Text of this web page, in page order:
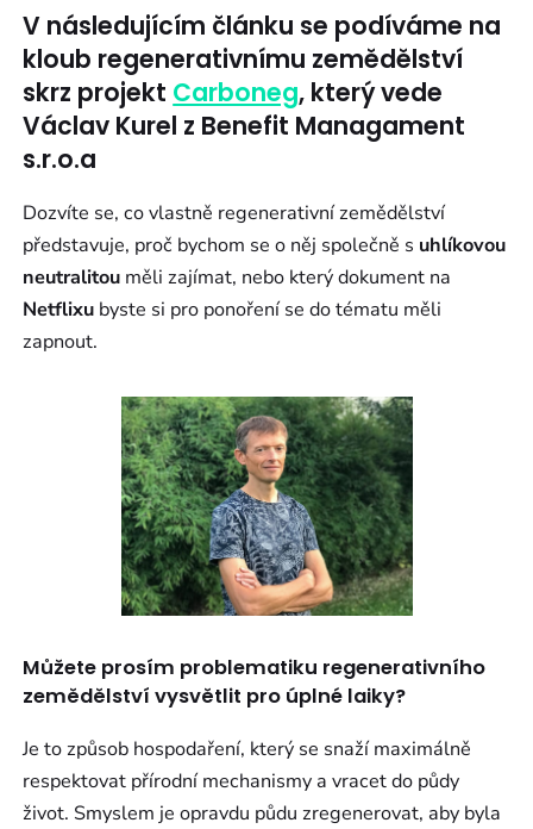
V následujícím článku se podíváme na
kloub regenerativnímu zemědělství
skrz projekt Carboneg, který vede
Václav Kurel z Benefit Managament
s.r.o.a
Dozvíte se, co vlastně regenerativní zemědělství
představuje, proč bychom se o něj společně s uhlíkovou
neutralitou měli zajímat, nebo který dokument na
Netflixu byste si pro ponoření se do tématu měli
zapnout.
Můžete prosím problematiku regenerativního
zemědělství vysvětlit pro úplné laiky?
Je to způsob hospodaření, který se snaží maximálně
respektovat přírodní mechanismy a vracet do půdy
život. Smyslem je opravdu půdu zregenerovat, aby byla